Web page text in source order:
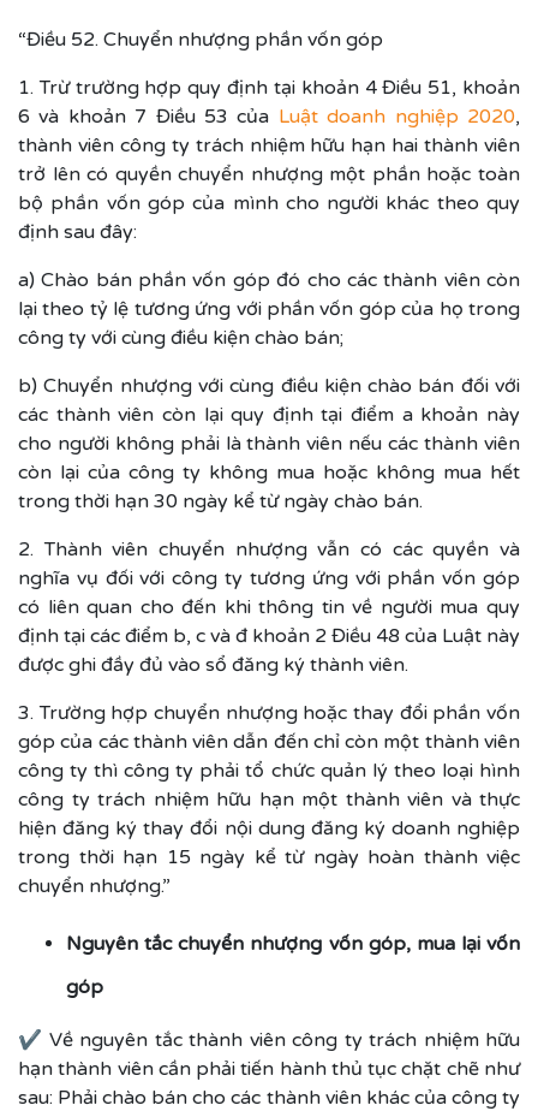
“Điều 52. Chuyển nhượng phần vốn góp
1. Trừ trường hợp quy định tại khoản 4 Điều 51, khoản
6 và khoản 7 Điều 53 của Luật doanh nghiệp 2020,
thành viên công ty trách nhiệm hữu hạn hai thành viên
trở lên có quyền chuyển nhượng một phần hoặc toàn
bộ phần vốn góp của mình cho người khác theo quy
định sau đây:
a) Chào bán phần vốn góp đó cho các thành viên còn
lại theo tỷ lệ tương ứng với phần vốn góp của họ trong
công ty với cùng điều kiện chào bán;
b) Chuyển nhượng với cùng điều kiện chào bán đối với
các thành viên còn lại quy định tại điểm a khoản này
cho người không phải là thành viên nếu các thành viên
còn lại của công ty không mua hoặc không mua hết
trong thời hạn 30 ngày kể từ ngày chào bán.
2. Thành viên chuyển nhượng vẫn có các quyền và
nghĩa vụ đối với công ty tương ứng với phần vốn góp
có liên quan cho đến khi thông tin về người mua quy
định tại các điểm b, c và đ khoản 2 Điều 48 của Luật này
được ghi đầy đủ vào sổ đăng ký thành viên.
3. Trường hợp chuyển nhượng hoặc thay đổi phần vốn
góp của các thành viên dẫn đến chỉ còn một thành viên
công ty thì công ty phải tổ chức quản lý theo loại hình
công ty trách nhiệm hữu hạn một thành viên và thực
hiện đăng ký thay đổi nội dung đăng ký doanh nghiệp
trong thời hạn 15 ngày kể từ ngày hoàn thành việc
chuyển nhượng.”
Nguyên tắc chuyển nhượng vốn góp, mua lại vốn
góp
✔ Về nguyên tắc thành viên công ty trách nhiệm hữu
hạn thành viên cần phải tiến hành thủ tục chặt chẽ như
sau: Phải chào bán cho các thành viên khác của công ty